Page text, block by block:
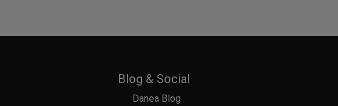
Blog & Social
Danea Blog